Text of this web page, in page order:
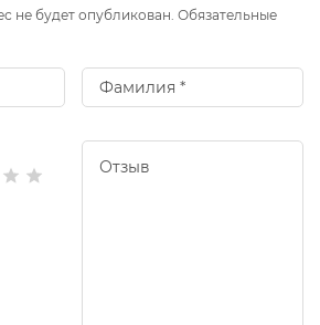
не будет опубликован. Обязательные